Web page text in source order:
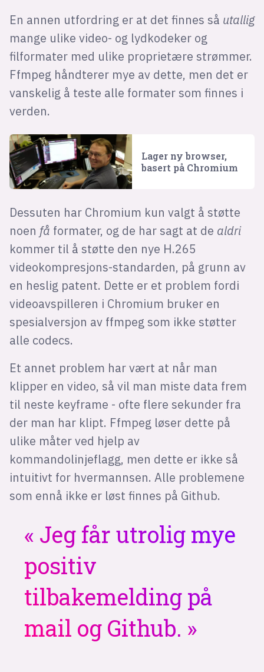
En annen utfordring er at det finnes så utallig
mange ulike video- og lydkodeker og
filformater med ulike proprietære strømmer.
Ffmpeg håndterer mye av dette, men det er
vanskelig å teste alle formater som finnes i
verden.
Lager ny browser,
basert på Chromium
Dessuten har Chromium kun valgt å støtte
noen få formater, og de har sagt at de aldri
kommer til å støtte den nye H.265
videokompresjons-standarden, på grunn av
en heslig patent. Dette er et problem fordi
videoavspilleren i Chromium bruker en
spesialversjon av ffmpeg som ikke støtter
alle codecs.
Et annet problem har vært at når man
klipper en video, så vil man miste data frem
til neste keyframe - ofte flere sekunder fra
der man har klipt. Ffmpeg løser dette på
ulike måter ved hjelp av
kommandolinjeflagg, men dette er ikke så
intuitivt for hvermannsen. Alle problemene
som ennå ikke er løst finnes på Github.
Jeg får utrolig mye
positiv
tilbakemelding på
mail og Github.